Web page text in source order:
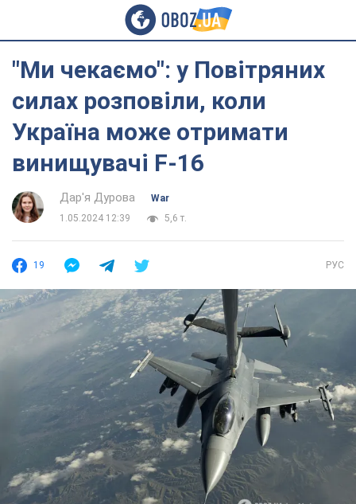
"Ми чекаємо": у Повітряних
силах розповіли, коли
Україна може отримати
винищувачі F-16
Дар'я Дурова
War
1.05.2024 12:39
5,6 т.
19 РУС